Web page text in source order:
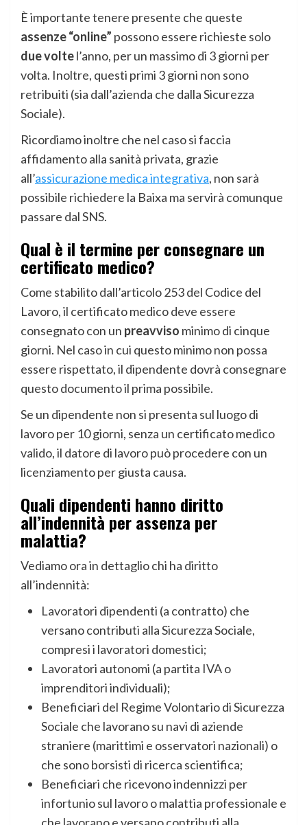
È importante tenere presente che queste
assenze “online” possono essere richieste solo
due voltel’anno, per un massimo di 3 giorni per
volta. Inoltre, questi primi 3 giorni non sono
retribuiti (sia dall’azienda che dalla Sicurezza
Sociale).
Ricordiamo inoltre che nel caso si faccia
affidamento alla sanità privata, grazie
all’assicurazione medica integrativa, non sarà
possibile richiedere la Baixa ma servirà comunque
passare dal SNS.
Qual è il termine per consegnare un
certificato medico?
Come stabilito dall’articolo 253 del Codice del
Lavoro, il certificato medico deve essere
consegnato con un preavviso minimo di cinque
giorni. Nel caso in cui questo minimo non possa
essere rispettato, il dipendente dovrà consegnare
questo documento il prima possibile.
Se un dipendente non si presenta sul luogo di
lavoro per 10 giorni, senza un certificato medico
valido, il datore di lavoro può procedere con un
licenziamento per giusta causa.
Quali dipendenti hanno diritto
all’indennità per assenza per
malattia?
Vediamo ora in dettaglio chi ha diritto
all’indennità:
Lavoratori dipendenti (a contratto) che
versano contributi alla Sicurezza Sociale,
compresi i lavoratori domestici;
Lavoratori autonomi (a partita IVA o
imprenditori individuali);
Beneficiari del Regime Volontario di Sicurezza
Sociale che lavorano su navi di aziende
straniere (marittimi e osservatori nazionali) o
che sono borsisti di ricerca scientifica;
Beneficiari che ricevono indennizzi per
infortunio sul lavoro o malattia professionale e